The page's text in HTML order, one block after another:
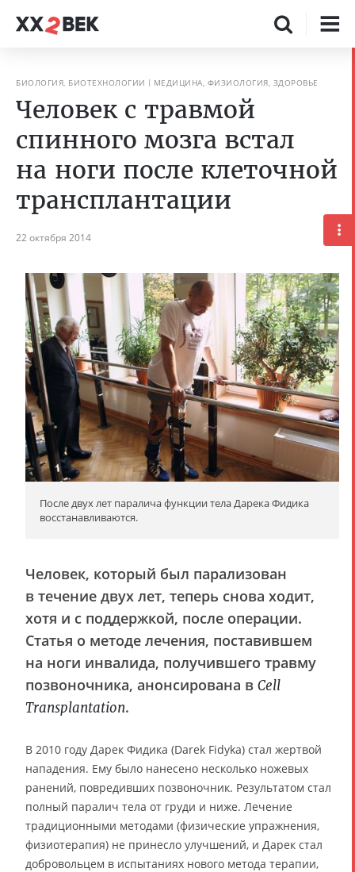
БИОЛОГИЯ, БИОТЕХНОЛОГИИ МЕДИЦИНА, ФИЗИОЛОГИЯ, ЗДОРОВЬЕ
Человек с травмой
спинного мозга встал
на ноги после клеточной
трансплантации
22 октября 2014
После двух лет паралича функции тела Дарека Фидика
восстанавливаются.
Человек, который был парализован
в течение двух лет, теперь снова ходит,
хотя и с поддержкой, после операции.
Статья о методе лечения, поставившем
на ноги инвалида, получившего травму
позвоночника, анонсирована в Cell
Transplantation.
В 2010 году Дарек Фидика (Darek Fidyka) стал жертвой
нападения. Ему было нанесено несколько ножевых
ранений, повредивших позвоночник. Результатом стал
полный паралич тела от груди и ниже. Лечение
традиционными методами (физические упражнения,
физиотерапия) не принесло улучшений, и Дарек стал
добровольцем в испытаниях нового метода терапии,